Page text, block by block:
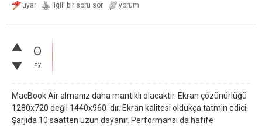
0
oy
MacBook Air almanız daha mantıklı olacaktır. Ekran çözünürlüğü
1280x720 değil 1440x960 'dır. Ekran kalitesi oldukça tatmin edici.
Şarjıda 10 saatten uzun dayanır. Performansı da hafife